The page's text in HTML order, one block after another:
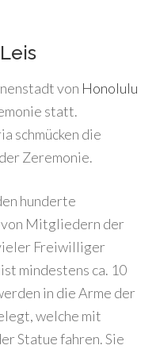
von Honolulu
statt.
schmücken die
Zeremonie.
hunderte
von Mitgliedern der
Freiwilliger
mindestens ca. 10
in die Arme der
welche mit
Statue fahren. Sie